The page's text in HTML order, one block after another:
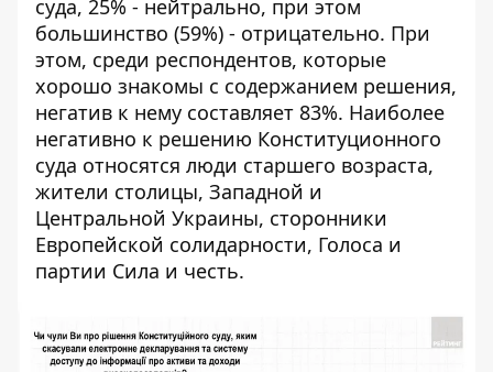
суда, 25% - нейтрально, при этом
большинство (59%) - отрицательно. При
этом, среди респондентов, которые
хорошо знакомы с содержанием решения,
негатив к нему составляет 83%. Наиболее
негативно к решению Конституционного
суда относятся люди старшего возраста,
жители столицы, Западной и
Центральной Украины, сторонники
Европейской солидарности, Голоса и
партии Сила и честь.